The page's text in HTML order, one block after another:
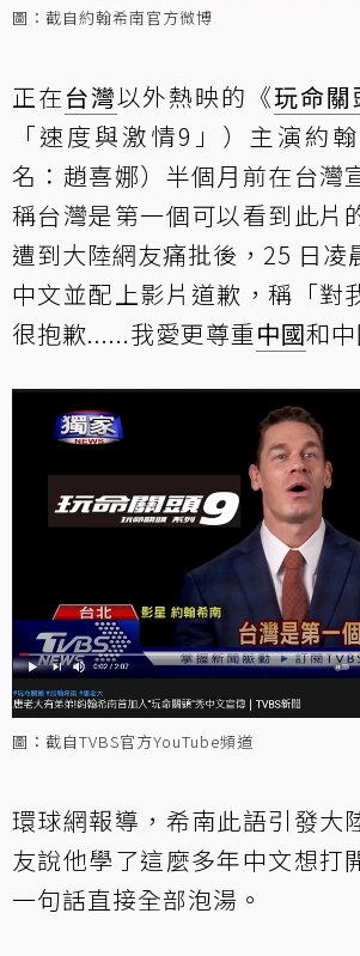
圖：截自約翰希南官方微博
正在台灣以外熱映的《玩命關
「速度與激情9」）主演約
名：趙喜娜）半個月前在台灣
稱台灣是第一個可以看到此片
遭到大陸網友痛批後，25 日凌
中文並配上影片道歉 ，稱「對
很抱歉......我愛更尊重中國和
圖：截自TVBS官方YouTube頻道
環球網報導，希南此語引發大
友說他學了這麼多年中文想打
一句話直接全部泡湯。